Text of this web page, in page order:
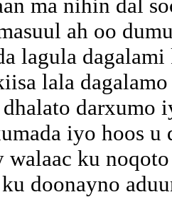
ma nihin dal
ah oo
lagula
lala
darxumo
iyo hoos u
walaac ku
doonayno